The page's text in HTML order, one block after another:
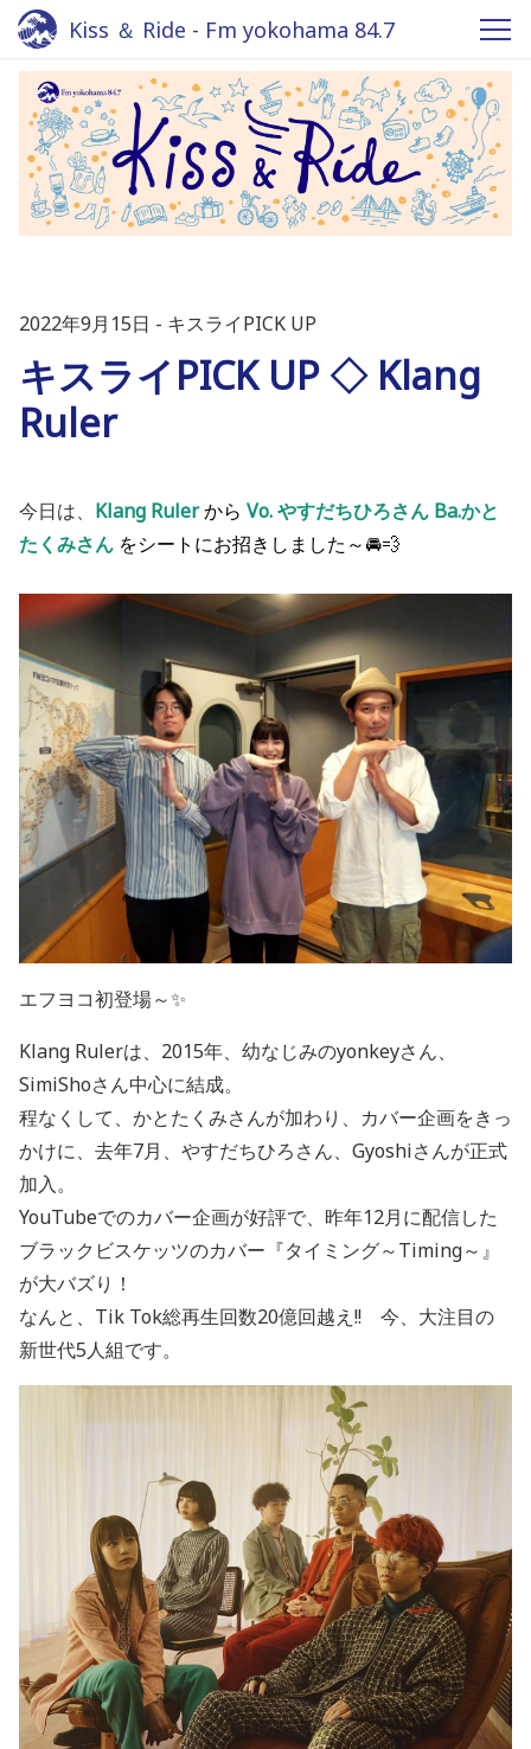
Kiss ＆ Ride - Fm yokohama 84.7
2022年9月15日 キスライPICK UP
キスライPICK UP ◇ Klang
Ruler
今日は、 Klang Rulerから Vo. やすだちひろさん Ba.かと
たくみさん をシートにお招きしました～🚘💨
エフヨコ初登場～✨
Klang Rulerは、2015年、幼なじみのyonkeyさん、
SimiShoさん中心に結成。
程なくして、かとたくみさんが加わり、カバー企画をきっ
かけに、去年7月、やすだちひろさん、Gyoshiさんが正式
加入。
YouTubeでのカバー企画が好評で、昨年12月に配信した
ブラックビスケッツのカバー『タイミング～Timing～』
が大バズり！
なんと、Tik Tok総再生回数20億回越え!! 今、大注目の
新世代5人組です。